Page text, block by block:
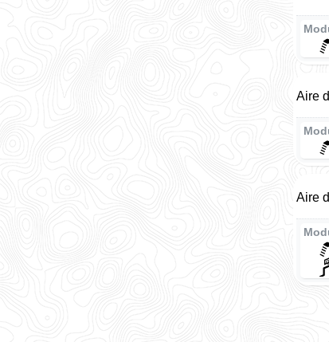
Aire
Aire